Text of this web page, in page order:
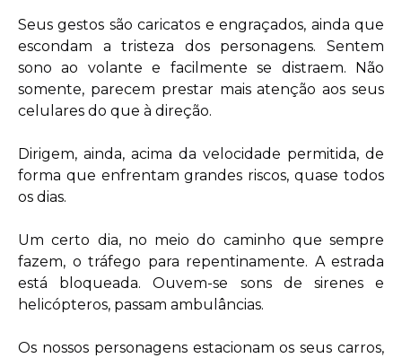
Seus gestos são caricatos e engraçados, ainda que
escondam a tristeza dos personagens. Sentem
sono ao volante e facilmente se distraem. Não
somente, parecem prestar mais atenção aos seus
celulares do que à direção.
Dirigem, ainda, acima da velocidade permitida, de
forma que enfrentam grandes riscos, quase todos
os dias.
Um certo dia, no meio do caminho que sempre
fazem, o tráfego para repentinamente. A estrada
está bloqueada. Ouvem-se sons de sirenes e
helicópteros, passam ambulâncias.
Os nossos personagens estacionam os seus carros,